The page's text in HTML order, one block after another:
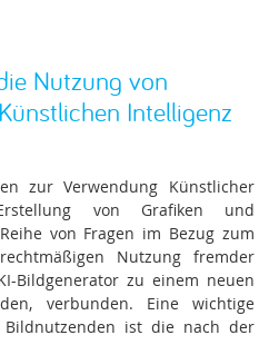
Nutzung von
Intelligenz
zur Verwendung Künstlicher
von Grafiken und
von Fragen im Bezug zum
Nutzung fremder
Bildgenerator zu einem neuen
verbunden. Eine wichtige
ist die nach der